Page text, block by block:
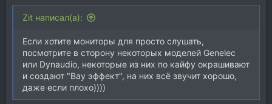
Zit написал(а):
Если хотите мониторы для просто слушать,
посмотрите в сторону некоторых моделей Genelec
или Dynaudio, некоторые из них по кайфу окрашивают
и создают "Вау эффект", на них всё звучит хорошо,
даже если плохо))))